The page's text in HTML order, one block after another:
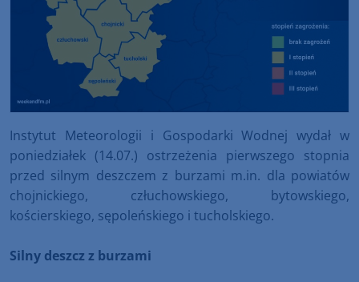
Instytut Meteorologii i Gospodarki Wodnej wydał w
poniedziałek (14.07.) ostrzeżenia pierwszego stopnia
przed silnym deszczem z burzami m.in. dla powiatów
chojnickiego, człuchowskiego, bytowskiego,
kościerskiego, sępoleńskiego i tucholskiego.
Silny deszcz z burzami